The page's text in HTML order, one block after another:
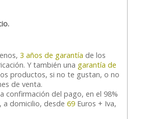
3 años de garantía de los
Y también una garantía de
productos, si no te gustan, o no
de venta.
confirmación del pago, en el 98%
domicilio, desde 69Euros + Iva,